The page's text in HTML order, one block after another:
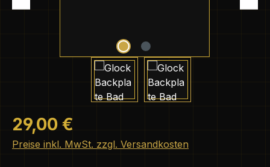
Regulärer Preis:
29,00 €
Preise inkl. MwSt. zzgl. Versandkosten